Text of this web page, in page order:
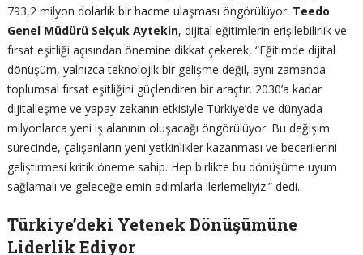
793,2 milyon dolarlık bir hacme ulaşması öngörülüyor. Teedo
Genel Müdürü Selçuk Aytekin, dijital eğitimlerin erişilebilirlik ve
fırsat eşitliği açısından önemine dikkat çekerek, “Eğitimde dijital
dönüşüm, yalnızca teknolojik bir gelişme değil, aynı zamanda
toplumsal fırsat eşitliğini güçlendiren bir araçtır. 2030’a kadar
dijitalleşme ve yapay zekanın etkisiyle Türkiye’de ve dünyada
milyonlarca yeni iş alanının oluşacağı öngörülüyor. Bu değişim
sürecinde, çalışanların yeni yetkinlikler kazanması ve becerilerini
geliştirmesi kritik öneme sahip. Hep birlikte bu dönüşüme uyum
sağlamalı ve geleceğe emin adımlarla ilerlemeliyiz.” dedi.
Türkiye’deki Yetenek Dönüşümüne
Liderlik Ediyor